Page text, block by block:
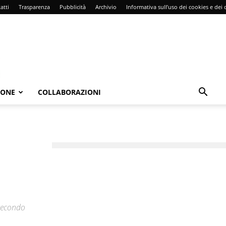
Trasparenza Pubblicità Archivio Informativa sull’uso dei cookies e dei
COLLABORAZIONI